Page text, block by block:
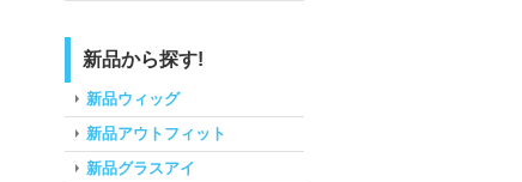
新品から探す!
新品ウィッグ
新品アウトフィット
新品グラスアイ